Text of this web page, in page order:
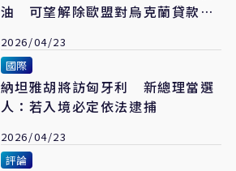
油 可望解除歐盟對烏克蘭貸款封
2026/04/23
國際
納坦雅胡將訪匈牙利 新總理當選
人：若入境必定依法逮捕
2026/04/23
評論